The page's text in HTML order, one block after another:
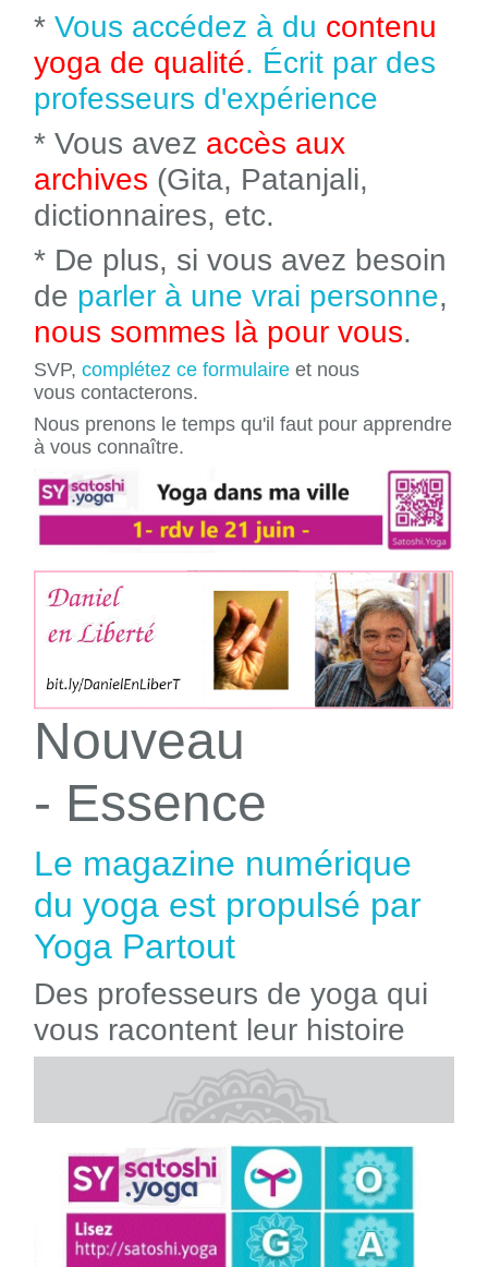
* Vous accédez à du contenu
yoga de qualité. Écrit par des
professeurs d'expérience
* Vous avez accès aux
archives (Gita, Patanjali,
dictionnaires, etc.
* De plus, si vous avez besoin
de parler à une vrai personne,
nous sommes là pour vous.
SVP, complétez ce formulaire et nous
vous contacterons.
Nous prenons le temps qu'il faut pour apprendre
à vous connaître.
Nouveau
- Essence
Le magazine numérique
du yoga est propulsé par
Yoga Partout
Des professeurs de yoga qui
vous racontent leur histoire